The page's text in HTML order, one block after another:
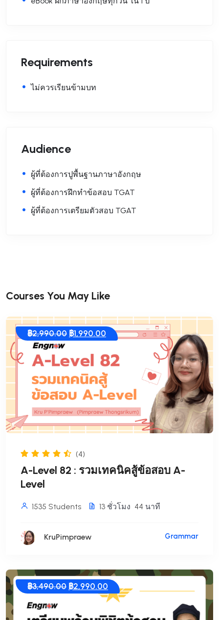
Requirements
ไม่ควรเรียนข้ามบท
Audience
ผู้ที่ต้องการปูพื้นฐานภาษาอังกฤษ
ผู้ที่ต้องการฝึกทำข้อสอบ TGAT
ผู้ที่ต้องการเตรียมตัวสอบ TGAT
Courses You May Like
฿2,990.00 Original
was:
฿2,990.00.
฿1,990.00 Current
is:
฿1,990.00.
(4)
A-Level 82 : รวมเทคนิคสู้ข้อสอบ A-
Level
1535 Students 13 ชั่วโมง 44 นาที
KruPimpraew Grammar
฿3,490.00 Original
was:
฿2,990.00 Current
price